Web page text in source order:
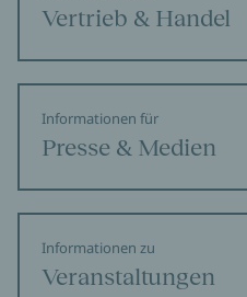
Vertrieb & Handel
Informationen für
Presse & Medien
Informationen zu
Veranstaltungen